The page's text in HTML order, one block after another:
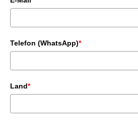
Telefon (WhatsApp)*
Land*